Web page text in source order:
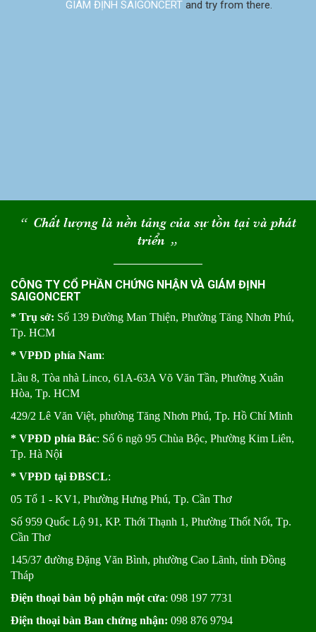
GIÁM ĐỊNH SAIGONCERT and try from there.
“ Chất lượng là nền tảng của sự tồn tại và phát
triển “
CÔNG TY CỔ PHẦN CHỨNG NHẬN VÀ GIÁM ĐỊNH
SAIGONCERT
* Trụ sở: Số 139 Đường Man Thiện, Phường Tăng Nhơn Phú,
Tp. HCM
* VPĐD phía Nam:
Lầu 8, Tòa nhà Linco, 61A-63A Võ Văn Tần, Phường Xuân
Hòa, Tp. HCM
429/2 Lê Văn Việt, phường Tăng Nhơn Phú, Tp. Hồ Chí Minh
* VPĐD phía Bắc: Số 6 ngõ 95 Chùa Bộc, Phường Kim Liên,
Tp. Hà Nội
* VPĐD tại ĐBSCL:
05 Tổ 1 - KV1, Phường Hưng Phú, Tp. Cần Thơ
Số 959 Quốc Lộ 91, KP. Thới Thạnh 1, Phường Thốt Nốt, Tp.
Cần Thơ
145/37 đường Đặng Văn Bình, phường Cao Lãnh, tỉnh Đồng
Tháp
Điện thoại bàn bộ phận một cửa: 098 197 7731
Điện thoại bàn Ban chứng nhận: 098 876 9794